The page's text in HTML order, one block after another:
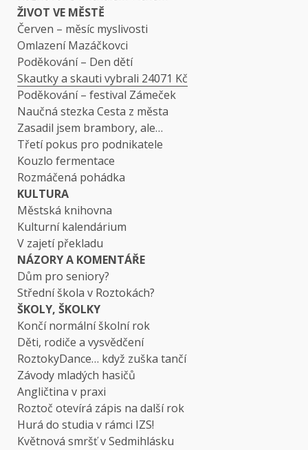
ŽIVOT VE MĚSTĚ
Červen – měsíc myslivosti
Omlazení Mazáčkovci
Poděkování – Den dětí
Skautky a skauti vybrali 24071 Kč
Poděkování – festival Zámeček
Naučná stezka Cesta z města
Zasadil jsem brambory, ale…
Třetí pokus pro podnikatele
Kouzlo fermentace
Rozmáčená pohádka
KULTURA
Městská knihovna
Kulturní kalendárium
V zajetí překladu
NÁZORY A KOMENTÁŘE
Dům pro seniory?
Střední škola v Roztokách?
ŠKOLY, ŠKOLKY
Končí normální školní rok
Děti, rodiče a vysvědčení
RoztokyDance… když zuška tančí
Závody mladých hasičů
Angličtina v praxi
Roztoč otevírá zápis na další rok
Hurá do studia v rámci IZS!
Květnová smršť v Sedmihlásku